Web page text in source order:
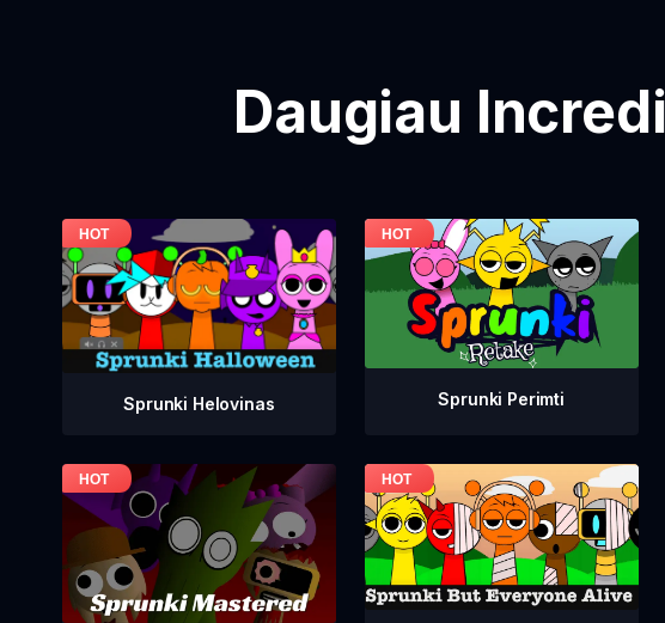
Daugiau
Sprunki Helovinas Sprunki Perimti